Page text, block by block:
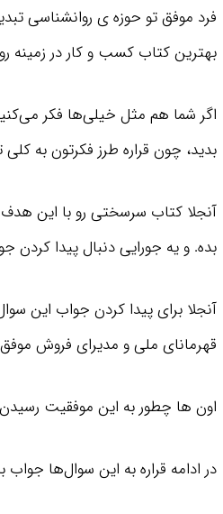
بهترین کتاب کسب و کار در زمینه
اگر شما هم مثل خیلی‌ها فکر
بدید، چون قراره طرز فکرتون به کلی
آنجلا کتاب سرسختی رو با این
بده. و یه جورایی دنبال پیدا
آنجلا برای پیدا کردن جواب این
قهرمانای ملی و مدیرای فروش
اون ها چطور به این موفقیت
در ادامه قراره به این سوال‌ها جواب